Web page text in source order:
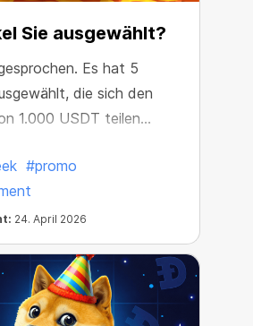
Sie ausgewählt?
Es hat 5
die sich den
1.000 USDT teilen
#promo
24. April 2026